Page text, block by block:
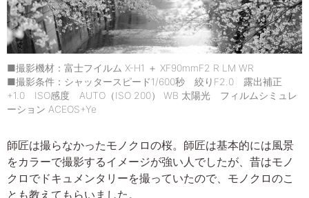
■撮影機材：富士フイルム X-H1 ＋ XF90mmF2 R LM WR
■撮影条件：シャッタースピード1/600秒 絞りF2.0 露出補正
+1.0 ISO感度 AUTO（ISO 200） WB 太陽光 フィルムシミュレ
ーション ACEOS+Ye
師匠は撮らなかったモノクロの桜。師匠は基本的には風景
をカラーで撮影するイメージが強い人でしたが、昔はモノ
クロでドキュメンタリーを撮っていたので、モノクロのこ
とも教えてもらいました。